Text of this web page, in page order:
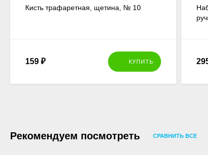
Кисть трафаретная, щетина, № 10
159 ₽ КУПИТЬ
Рекомендуем посмотреть СРАВНИТЬ ВСЕ